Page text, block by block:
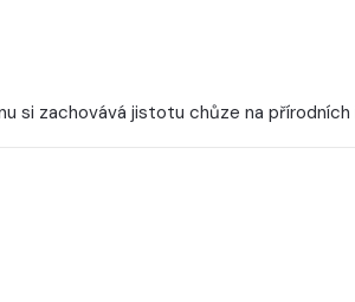
si zachovává jistotu chůze na